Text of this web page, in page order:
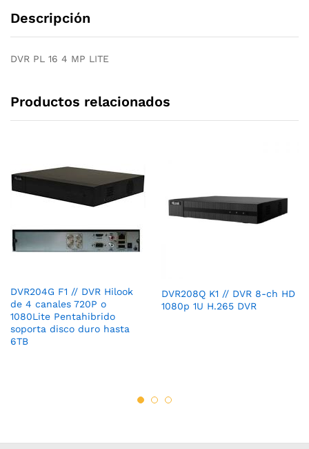
Descripción
DVR PL 16 4 MP LITE
Productos relacionados
DVR204G F1 // DVR Hilook
de 4 canales 720P o
1080Lite Pentahibrido
soporta disco duro hasta
6TB
DVR208Q K1 // DVR 8-ch HD
1080p 1U H.265 DVR